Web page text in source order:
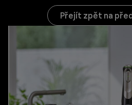
Přejít zpět na